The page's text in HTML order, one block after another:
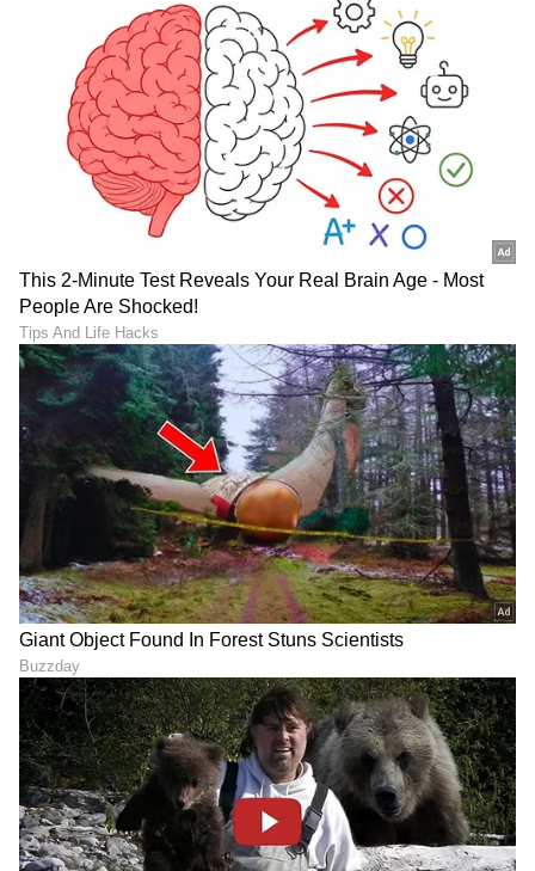
Image Credit :StockPhoto
ಬಲೆಗೆ ಬೀಳಿಸುತ್ತಾರೆ
ಸಿನಿಮಾ ಹಿನ್ನಲೆ, ರಾಜಕಾರಣಿ, ಪ್ರಮುಖ ನಾಯಕರ
ಬೆಂಬಲವಿಲ್ಲದೆ ಹಲವರು ಸಿನಿಮಾಗೆ ಬರುತ್ತಾರೆ. ಪ್ರತಿಭಾನ್ವಿತ
ನಟಿಯರನ್ನು ಆರಂಭದಲ್ಲೇ ಏನೆಲ್ಲಾ ಮಾಡಿ ಬಲೆಗೆ
ಬೀಳಿಸುತ್ತಾರೆ. ಮನೆಬಿಟ್ಟು ಬಂದಿರುತ್ತಾರೆ, ಕರಿಯರ್ ಎಂದೆಲ್ಲಾ
ಕನಸಿಟ್ಟುಕೊಂಡಿರುತ್ತಾರೆ. ಈ ವೇಳೆ ಸಹಕರಿಸಿ ಕೊನೆಗೆ ನರಕ
ಅನುಭವಿಸುತ್ತಾರೆ ಎಂದು ಪ್ರಿಯಾ ಹೇಳಿದ್ದಾರೆ.
LATEST VIDEOS
ABOUT THE AUTHOR